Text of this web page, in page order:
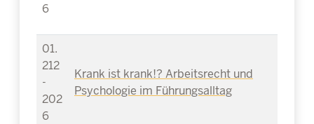
6
01.
212
-
202
6
Krank ist krank!? Arbeitsrecht und
Psychologie im Führungsalltag